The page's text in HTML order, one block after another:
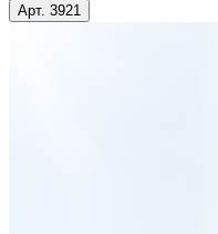
Арт. 3921